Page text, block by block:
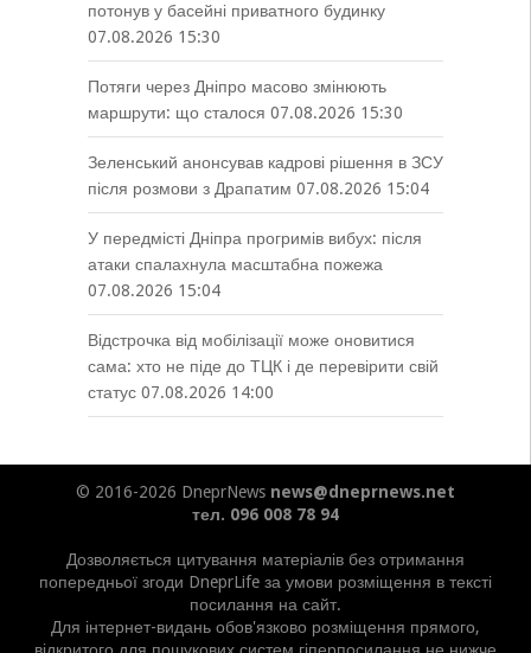
потонув у басейні приватного будинку
07.08.2026 15:30
Потяги через Дніпро масово змінюють
маршрути: що сталося 07.08.2026 15:30
Зеленський анонсував кадрові рішення в ЗСУ
після розмови з Драпатим 07.08.2026 15:04
У передмісті Дніпра прогримів вибух: після
атаки спалахнула масштабна пожежа
07.08.2026 15:04
Відстрочка від мобілізації може оновитися
сама: хто не піде до ТЦК і де перевірити свій
статус 07.08.2026 14:00
© 2016-2026 DneprNews news@dneprnews.net
тел. 096 008 78 94
Дозволяється цитування матеріалів без отримання
попередньої згоди DneprLife за умови розміщення в тексті
посилання на сайт.
Для інтернет-видань обов'язково розміщення прямого,